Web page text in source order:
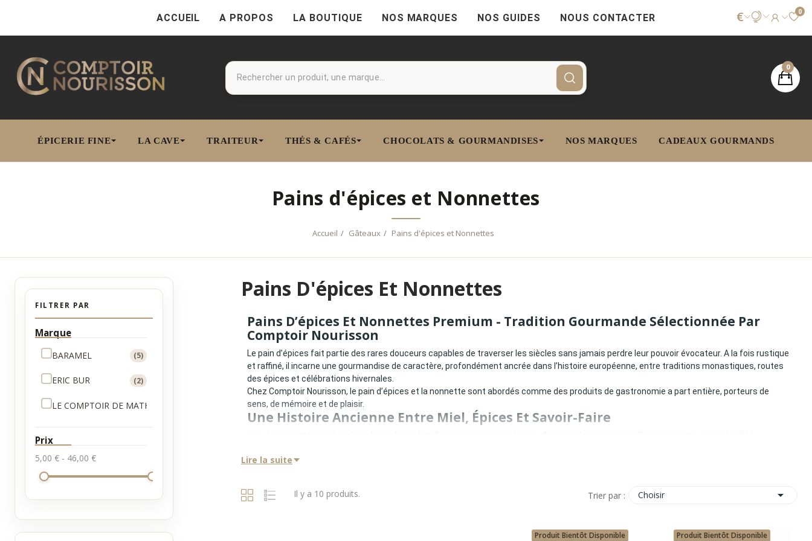
ACCUEIL A PROPOS LA BOUTIQUE NOS MARQUES NOS GUIDES NOUS CONTACTER € 0
0
ÉPICERIE FINE LA CAVE TRAITEUR THÉS & CAFÉS CHOCOLATS & GOURMANDISES NOS MARQUES CADEAUX GOURMANDS
Pains d'épices et Nonnettes
Accueil Gâteaux Pains d'épices et Nonnettes
FILTRER PAR
Marque
BARAMEL (5)
ERIC BUR (2)
LE COMPTOIR DE MATHILDE
Prix
5,00 € - 46,00 €
Pains D'épices Et Nonnettes
Pains D’épices Et Nonnettes Premium - Tradition Gourmande Sélectionnée Par
Comptoir Nourisson
Le pain d’épices fait partie des rares douceurs capables de traverser les siècles sans jamais perdre leur pouvoir évocateur. A la fois rustique
et raffiné, il incarne une gourmandise de caractère, profondément ancrée dans l’histoire européenne, entre traditions monastiques, routes
des épices et célébrations hivernales.
Chez Comptoir Nourisson, le pain d’épices et la nonnette sont abordés comme des produits de gastronomie a part entière, porteurs de
sens, de mémoire et de plaisir.
Une Histoire Ancienne Entre Miel, Épices Et Savoir-Faire
marmelade, complète cet héritage avec gourmandise.
Lire la suite
Il y a 10 produits. Trier par : Choisir 
Produit Bientôt Disponible Produit Bientôt Disponible